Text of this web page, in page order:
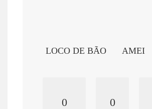
LOCO DE BÃO AMEI
0 0